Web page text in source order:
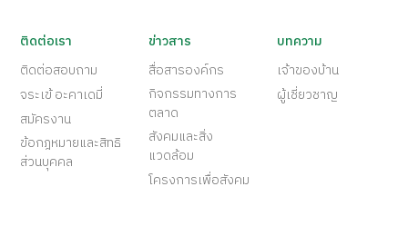
ติดต่อเรา
ติดต่อสอบถาม
จระเข้ อะคาเดมี่
สมัครงาน
ข้อกฎหมายและสิทธิ
ส่วนบุคคล
ข่าวสาร
สื่อสารองค์กร
กิจกรรมทางการ
ตลาด
สังคมและสิ่ง
แวดล้อม
โครงการเพื่อสังคม
บทความ
เจ้าของบ้าน
ผู้เชี่ยวชาญ